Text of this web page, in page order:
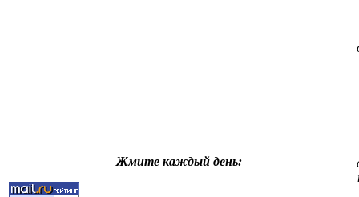
Жмите каждый день: